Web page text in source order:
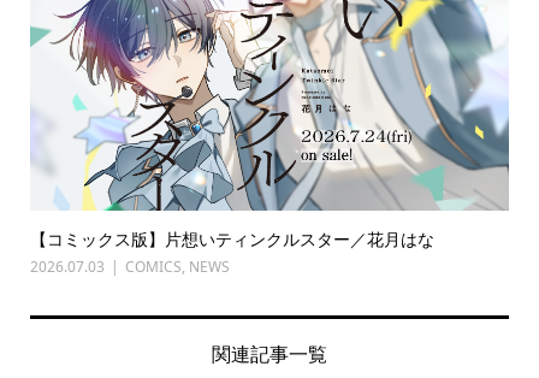
【コミックス版】片想いティンクルスター／花月はな
2026.07.03 COMICS, NEWS
関連記事一覧